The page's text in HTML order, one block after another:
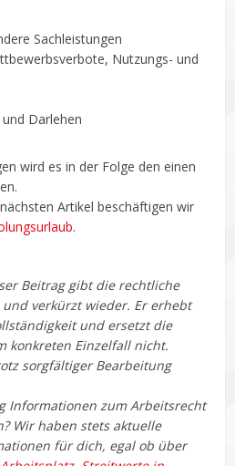
Sachleistungen
Nutzungs- und
Darlehen
wird es in der Folge den einen
Artikel beschäftigen wir
.
Beitrag gibt die rechtliche
verkürzt wieder. Er erhebt
und ersetzt die
konkreten Einzelfall nicht.
sorgfältiger Bearbeitung
Informationen zum Arbeitsrecht
Wir haben stets aktuelle
für dich, egal ob über